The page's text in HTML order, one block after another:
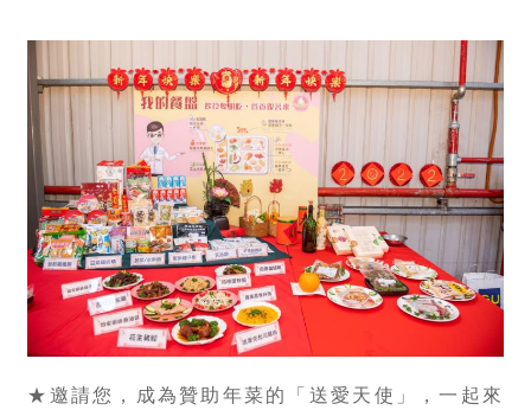
★邀請您，成為贊助年菜的「送愛天使」，一起來